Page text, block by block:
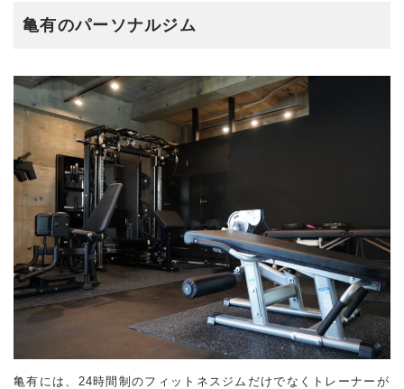
亀有のパーソナルジム
亀有には、24時間制のフィットネスジムだけでなくトレーナーが